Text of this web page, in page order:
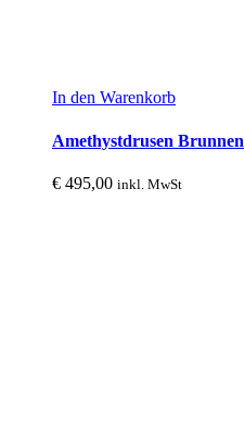
In den Warenkorb
Amethystdrusen Brunnen
€ 495,00 inkl. MwSt